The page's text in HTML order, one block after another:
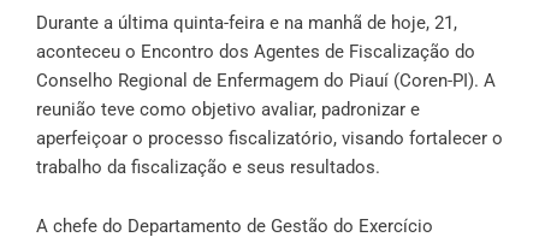
Durante a última quinta-feira e na manhã de hoje, 21,
aconteceu o Encontro dos Agentes de Fiscalização do
Conselho Regional de Enfermagem do Piauí (Coren-PI). A
reunião teve como objetivo avaliar, padronizar e
aperfeiçoar o processo fiscalizatório, visando fortalecer o
trabalho da fiscalização e seus resultados.
A chefe do Departamento de Gestão do Exercício